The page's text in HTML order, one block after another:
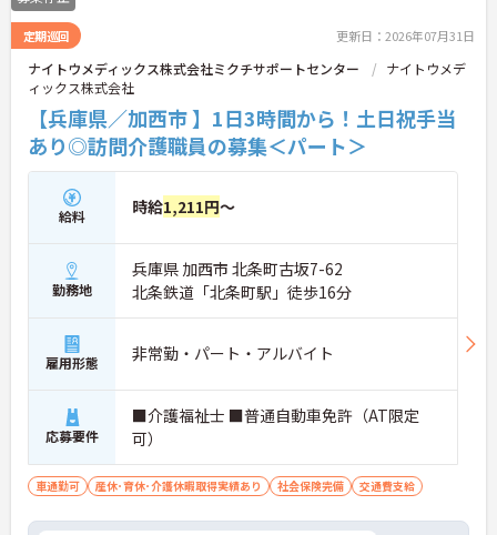
定期巡回 更新日：2026年07月31日
ナイトウメディックス株式会社ミクチサポートセンター
ナイトウメデ
ィックス株式会社
【兵庫県／加西市 】1日3時間から！土日祝手当
あり◎訪問介護職員の募集＜パート＞
給料 時給1,211円～
勤務地
兵庫県 加西市 北条町古坂7-62
北条鉄道「北条町駅」徒歩16分
雇用形態 非常勤・パート・アルバイト
応募要件
■介護福祉士 ■普通自動車免許（AT限定
可）
車通勤可 産休･育休･介護休暇取得実績あり 社会保険完備 交通費支給